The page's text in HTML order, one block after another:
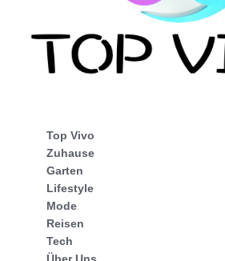
Top Vivo
Zuhause
Garten
Lifestyle
Mode
Reisen
Tech